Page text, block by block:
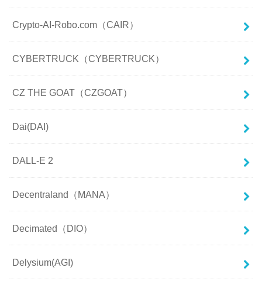
Crypto-AI-Robo.com（CAIR）
CYBERTRUCK（CYBERTRUCK）
CZ THE GOAT（CZGOAT）
Dai(DAI)
DALL-E 2
Decentraland（MANA）
Decimated（DIO）
Delysium(AGI)